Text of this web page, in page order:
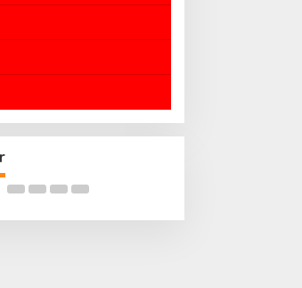
Ibadah di Hari Jumat